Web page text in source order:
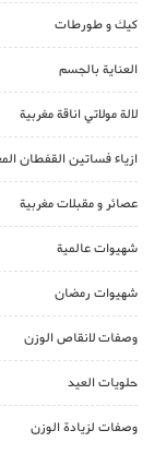
كيك و طورطات
العناية بالجسم
لالة مولاتي اناقة مغربية
ازياء فساتين القفطان
عصائر و مقبلات مغربية
شهيوات عالمية
شهيوات رمضان
وصفات لانقاص الوزن
حلويات العيد
وصفات لزيادة الوزن